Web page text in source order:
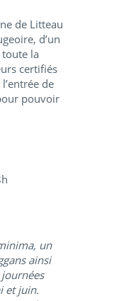
de Litteau
d’un
la
certifiés
de
pouvoir
un
ainsi
et juin.